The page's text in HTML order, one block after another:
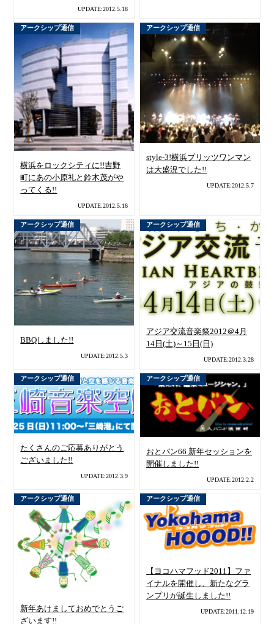
UPDATE:2012.5.18
アークシップ通信
横浜をロックシティに!!吉野
町にあの小原礼と鈴木茂がや
ってくる!!
UPDATE:2012.5.16
アークシップ通信
style-3!横浜ブリッツワンマン
は大盛況でした!!
UPDATE:2012.5.7
アークシップ通信
BBQしました!!
UPDATE:2012.5.3
アークシップ通信
アジア交流音楽祭2012＠4月
14日(土)～15日(日)
UPDATE:2012.3.28
アークシップ通信
たくさんのご応募ありがとう
ございました!!
UPDATE:2012.3.9
アークシップ通信
おとバン66 新年セッションを
開催しました!!
UPDATE:2012.2.2
アークシップ通信
新年あけましておめでとうご
ざいます!!
アークシップ通信
【ヨコハマフッド2011】ファ
イナルを開催し、新たなグラ
ンプリが誕生しました!!
UPDATE:2011.12.19